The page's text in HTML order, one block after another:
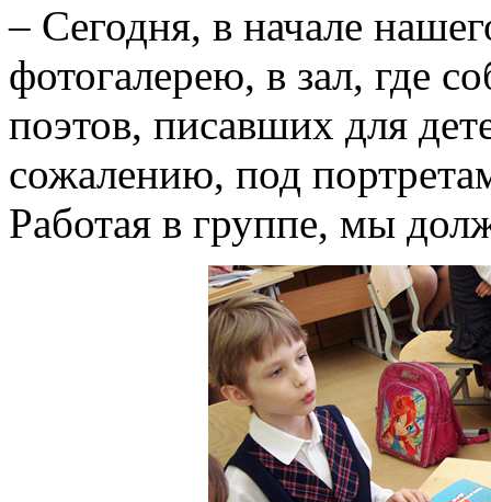
– Сегодня, в начале
фотогалерею, в зал, где
поэтов, писавших для
сожалению, под
Работая в группе, мы